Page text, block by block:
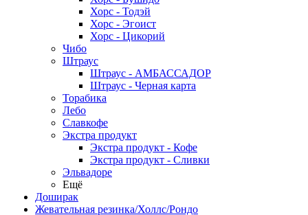
Хорс - Тодэй
Хорс - Эгоист
Хорс - Цикорий
Чибо
Штраус
Штраус - АМБАССАДОР
Штраус - Черная карта
Торабика
Лебо
Славкофе
Экстра продукт
Экстра продукт - Кофе
Экстра продукт - Сливки
Эльвадоре
Ещё
Доширак
Жевательная резинка/Холлс/Рондо